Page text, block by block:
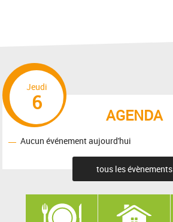
AGENDA
Jeudi
6
Aucun événement aujourd'hui
tous les évènements